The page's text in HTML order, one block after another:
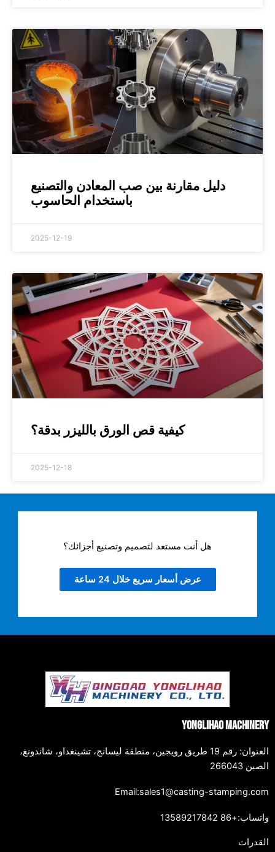
دليل مقارنة بين صب المعادن والتصنيع
باستخدام الحاسوب
2025-12-19
كيفية قص الورق بالليزر بدقة؟
2025-12-18
هل أنت مستعد لتصميم وتصنيع أجزائك؟
عرض أسعار سريع خلال 24 ساعة
Yonglihao
العنوان: رقم 19 طريق رويجين، منطقة ليسانج، تشينغداو، شاندونغ،
266043
Email:sales1@casting-
13589217842